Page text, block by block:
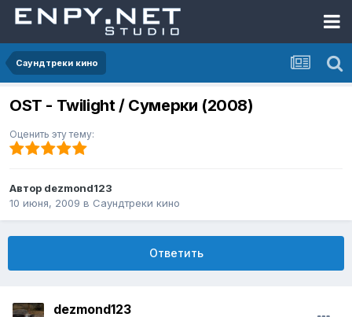
Саундтреки кино
OST - Twilight / Сумерки (2008)
Оценить эту тему:
Автор dezmond123
10 июня, 2009 в Саундтреки кино
Ответить
dezmond123